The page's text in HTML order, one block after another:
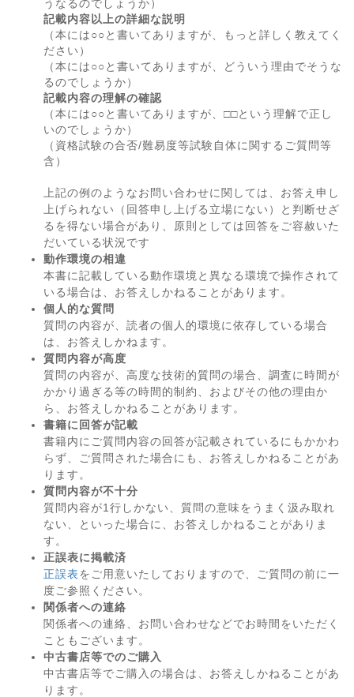
うなるのでしょうか）
記載内容以上の詳細な説明
（本には○○と書いてありますが、もっと詳しく教えてく
ださい）
（本には○○と書いてありますが、どういう理由でそうな
るのでしょうか）
記載内容の理解の確認
（本には○○と書いてありますが、□□という理解で正し
いのでしょうか）
（資格試験の合否/難易度等試験自体に関するご質問等
含）
上記の例のようなお問い合わせに関しては、お答え申し
上げられない（回答申し上げる立場にない）と判断せざ
るを得ない場合があり、原則としては回答をご容赦いた
だいている状況です
動作環境の相違
本書に記載している動作環境と異なる環境で操作されて
いる場合は、お答えしかねることがあります。
個人的な質問
質問の内容が、読者の個人的環境に依存している場合
は、お答えしかねます。
質問内容が高度
質問の内容が、高度な技術的質問の場合、調査に時間が
かかり過ぎる等の時間的制約、およびその他の理由か
ら、お答えしかねることがあります。
書籍に回答が記載
書籍内にご質問内容の回答が記載されているにもかかわ
らず、ご質問された場合にも、お答えしかねることがあ
ります。
質問内容が不十分
質問内容が1行しかない、質問の意味をうまく汲み取れ
ない、といった場合に、お答えしかねることがありま
す。
正誤表に掲載済
正誤表をご用意いたしておりますので、ご質問の前に一
度ご参照ください。
関係者への連絡
関係者への連絡、お問い合わせなどでお時間をいただく
こともございます。
中古書店等でのご購入
中古書店等でご購入の場合は、お答えしかねることがあ
ります。